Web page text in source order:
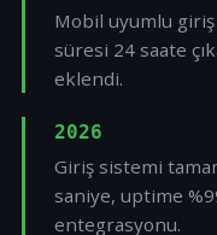
Mobil uyumlu giriş
süresi 24 saate
eklendi.
2026
Giriş sistemi
saniye, uptime
entegrasyonu.